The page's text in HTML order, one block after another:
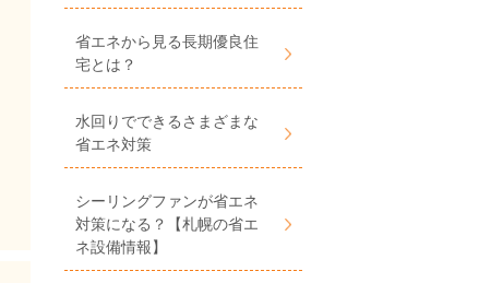
省エネから見る長期優良住
宅とは？
水回りでできるさまざまな
省エネ対策
シーリングファンが省エネ
対策になる？【札幌の省エ
ネ設備情報】